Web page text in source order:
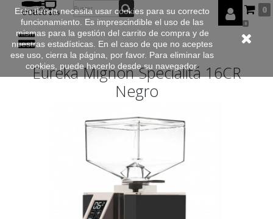
0
0
Eureka Mignon Specialitá 16CR
Negro
Esta tienda necesita usar cookies para su correcto
funcionamiento. Es imprescindible el uso de las
mismas para la gestión del carrito de compra y de
nuestras estadísticas. En el caso de que no aceptes
ese uso, cierra la página, por favor. Para eliminar las
cookies, puede hacerlo desde su navegador.